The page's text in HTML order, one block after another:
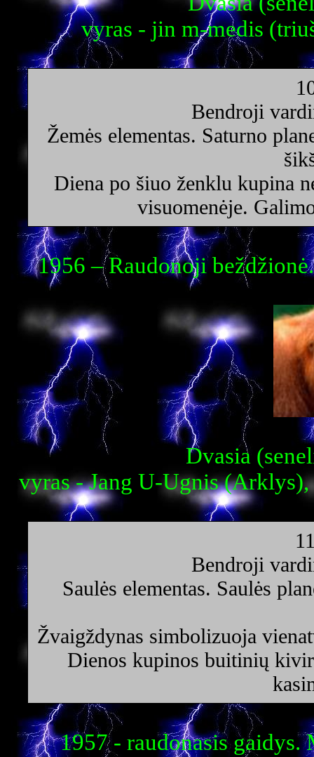
vyras - jin m-medis
Bendroji
Žemės elementas. Saturno
Diena po šiuo ženklu kupina
visuomenėje.
1956 – Raudonoji
Dvasia
vyras - Jang U-Ugnis
Bendroji
Saulės elementas. Saulės
Žvaigždynas simbolizuoja
Dienos kupinos buitinių
1957 - raudonasis gaidys.